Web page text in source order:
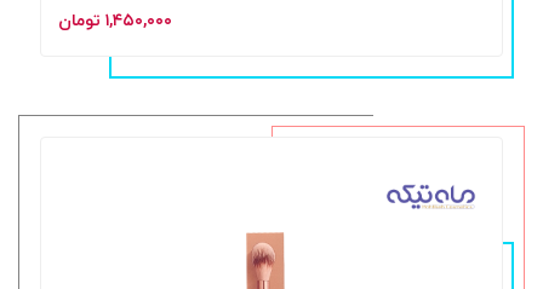
۱,۴۵۰,۰۰۰ تومان